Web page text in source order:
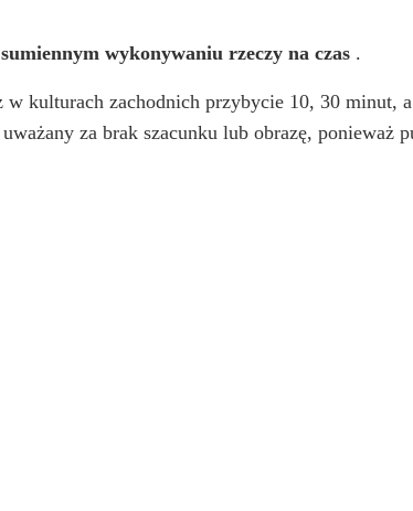
wykonywaniu rzeczy na czas .
kulturach zachodnich przybycie 10, 30 minut,
za brak szacunku lub obrazę, ponieważ